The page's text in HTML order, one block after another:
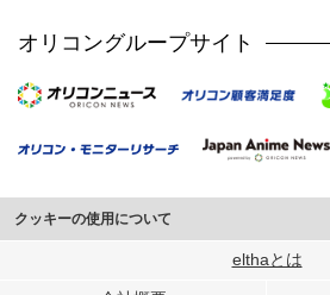
オリコングループサイト
クッキーの使用について
このサイトでは Cookie を使用して、ユーザーに
elthaとは